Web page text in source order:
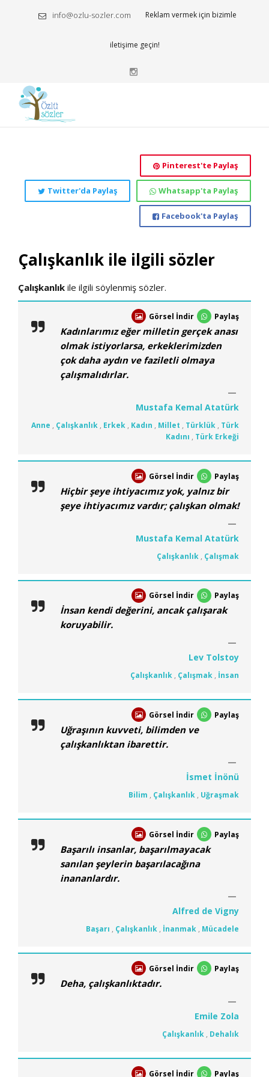
info@ozlu-sozler.com Reklam vermek için bizimle
iletişime geçin!
Pinterest'te Paylaş
Whatsapp'ta Paylaş
Twitter'da Paylaş
Facebook'ta Paylaş
Çalışkanlık ile ilgili sözler
Çalışkanlık ile ilgili söylenmiş sözler.
Görsel İndir Paylaş
Kadınlarımız eğer milletin gerçek anası
olmak istiyorlarsa, erkeklerimizden
çok daha aydın ve faziletli olmaya
çalışmalıdırlar.
Mustafa Kemal Atatürk
Anne , Çalışkanlık , Erkek , Kadın , Millet , Türklük , Türk
Kadını , Türk Erkeği
Görsel İndir Paylaş
Hiçbir şeye ihtiyacımız yok, yalnız bir
şeye ihtiyacımız vardır; çalışkan olmak!
Mustafa Kemal Atatürk
Çalışkanlık , Çalışmak
Görsel İndir Paylaş
İnsan kendi değerini, ancak çalışarak
koruyabilir.
Lev Tolstoy
Çalışkanlık , Çalışmak , İnsan
Görsel İndir Paylaş
Uğraşının kuvveti, bilimden ve
çalışkanlıktan ibarettir.
İsmet İnönü
Bilim , Çalışkanlık , Uğraşmak
Görsel İndir Paylaş
Başarılı insanlar, başarılmayacak
sanılan şeylerin başarılacağına
inananlardır.
Alfred de Vigny
Başarı , Çalışkanlık , İnanmak , Mücadele
Görsel İndir Paylaş
Deha, çalışkanlıktadır.
Emile Zola
Çalışkanlık , Dehalık
Görsel İndir Paylaş